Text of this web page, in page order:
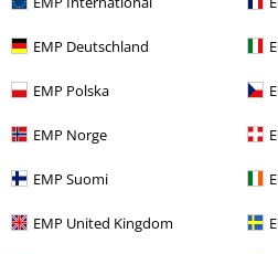
EMP Deutschland
EMP Polska
EMP Norge
EMP Suomi
EMP United Kingdom
Onze klantenservice staat
Bereikbaar: maandag van 09:00 uur